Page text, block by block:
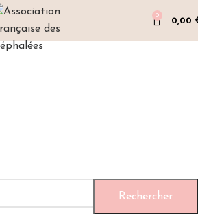
0
0,00